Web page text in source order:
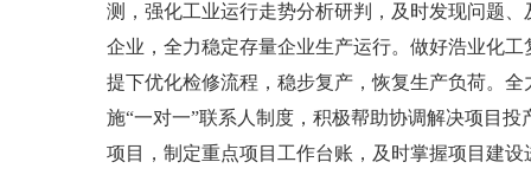
测，强化工业运行走势分析研判，及时发现问题
企业，全力稳定存量企业生产运行。做好浩业化
提下优化检修流程，稳步复产，恢复生产负荷。
施“一对一”联系人制度，积极帮助协调解决项目
项目，制定重点项目工作台账，及时掌握项目建